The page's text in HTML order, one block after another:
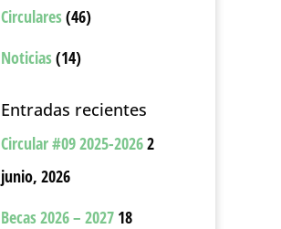
Circulares (46)
Noticias (14)
Entradas recientes
Circular #09 2025-20262
junio, 2026
Becas 2026 – 2027 18